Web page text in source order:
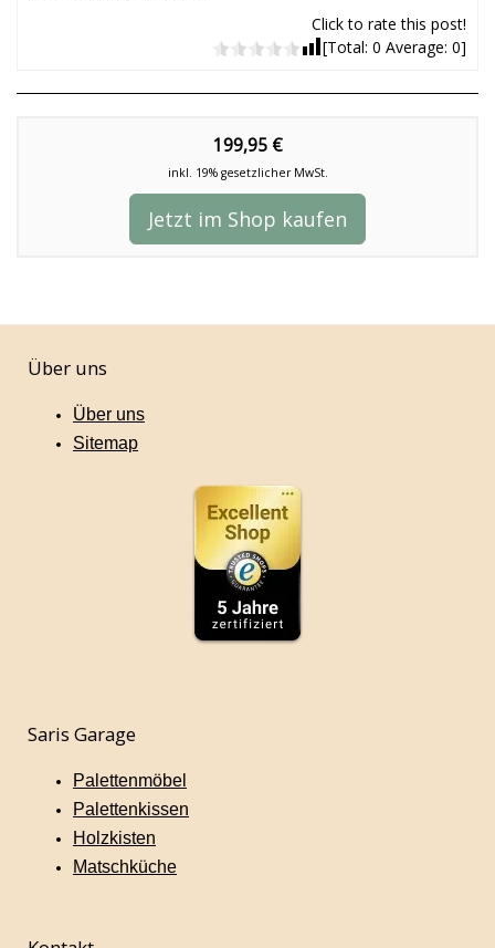
Click to rate this post!
[Total: 0 Average: 0]
199,95 €
inkl. 19% gesetzlicher MwSt.
Jetzt im Shop kaufen
Über uns
Über uns
Sitemap
Saris Garage
Palettenmöbel
Palettenkissen
Holzkisten
Matschküche